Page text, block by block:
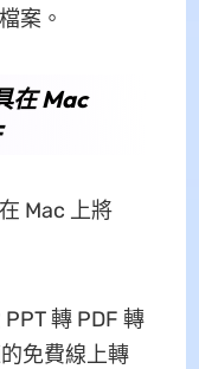
案。
在 Mac
Mac 上將
轉 PDF 轉
免費線上轉